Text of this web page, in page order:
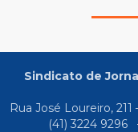
Sindicato de
Rua José Loureiro,
(41) 3224 9296